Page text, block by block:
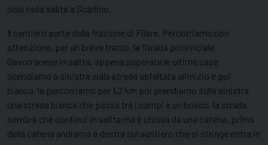
solo nella salita a Scarlino.
Il sentiero parte dalla frazione di Filare. Percorriamo con
attenzione, per un breve tratto, la Strada provinciale
Gavorranese in salita, appena superate le ultime case
scendiamo a sinistra sulla strada asfaltata all’inizio e poi
bianca, la percorriamo per 1,2 km poi prendiamo sulla sinistra
una strada bianca che passa tra i campi e un bosco, la strada
sembra che continui in salita ma è chiusa da una catena, prima
della catena andiamo a destra sul sentiero che si stringe entra in